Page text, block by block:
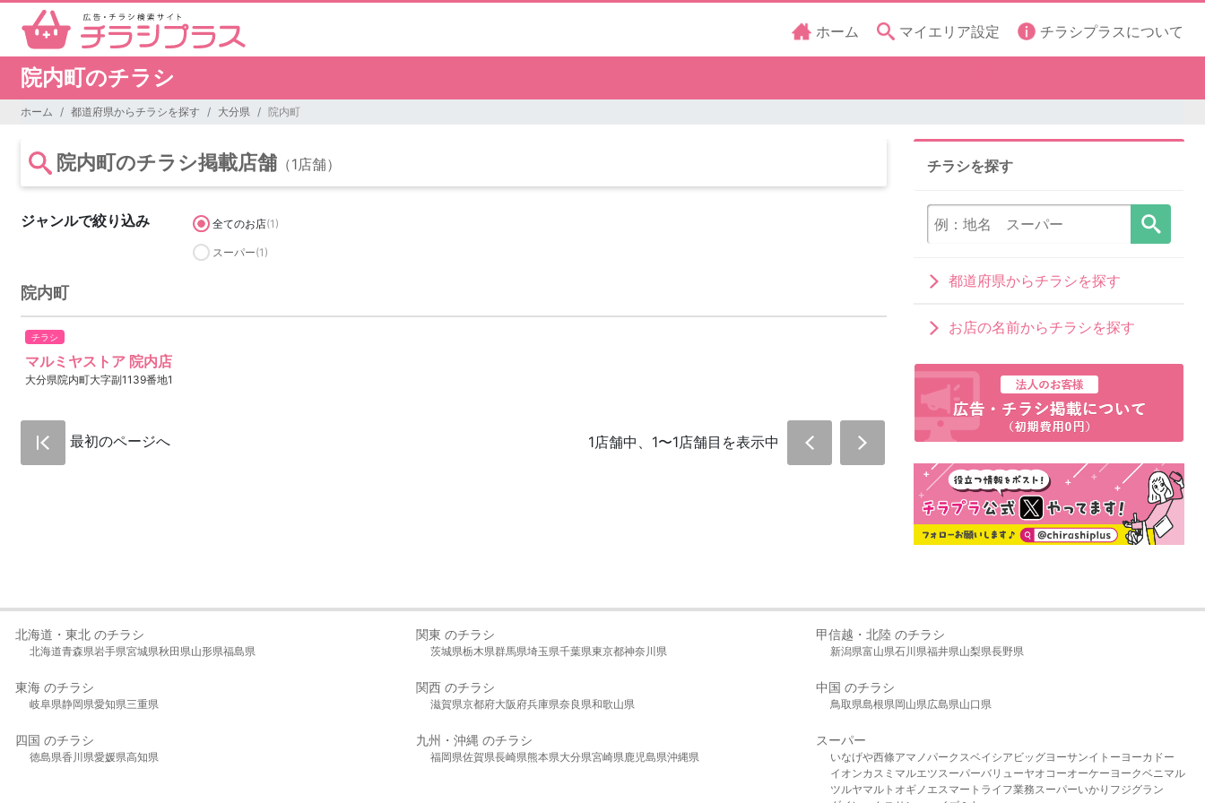
ホーム マイエリア設定 チラシプラスについて
院内町のチラシ
ホーム 都道府県からチラシを探す 大分県 院内町
院内町のチラシ掲載店舗 （1店舗）
ジャンルで絞り込み 全てのお店(1)
スーパー(1)
院内町
チラシ
マルミヤストア 院内店
大分県院内町大字副1139番地1
最初のページへ 1店舗中、1〜1店舗目を表示中
チラシを探す
都道府県からチラシを探す
お店の名前からチラシを探す
北海道・東北 のチラシ
北海道青森県岩手県宮城県秋田県山形県福島県
関東 のチラシ
茨城県栃木県群馬県埼玉県千葉県東京都神奈川県
甲信越・北陸 のチラシ
新潟県富山県石川県福井県山梨県長野県
東海 のチラシ
岐阜県静岡県愛知県三重県
関西 のチラシ
滋賀県京都府大阪府兵庫県奈良県和歌山県
中国 のチラシ
鳥取県島根県岡山県広島県山口県
四国 のチラシ
徳島県香川県愛媛県高知県
九州・沖縄 のチラシ
福岡県佐賀県長崎県熊本県大分県宮崎県 鹿児島県沖縄県
スーパー
いなげや西條アマノパークスベイシア ビッグヨーサンイトーヨーカドー
イオンカスミ マルエツ スーパーバリューヤオコーオーケー ヨークベニマル
ツルヤマルト オギノ エスマート ライフ業務スーパーいかり フジグラン